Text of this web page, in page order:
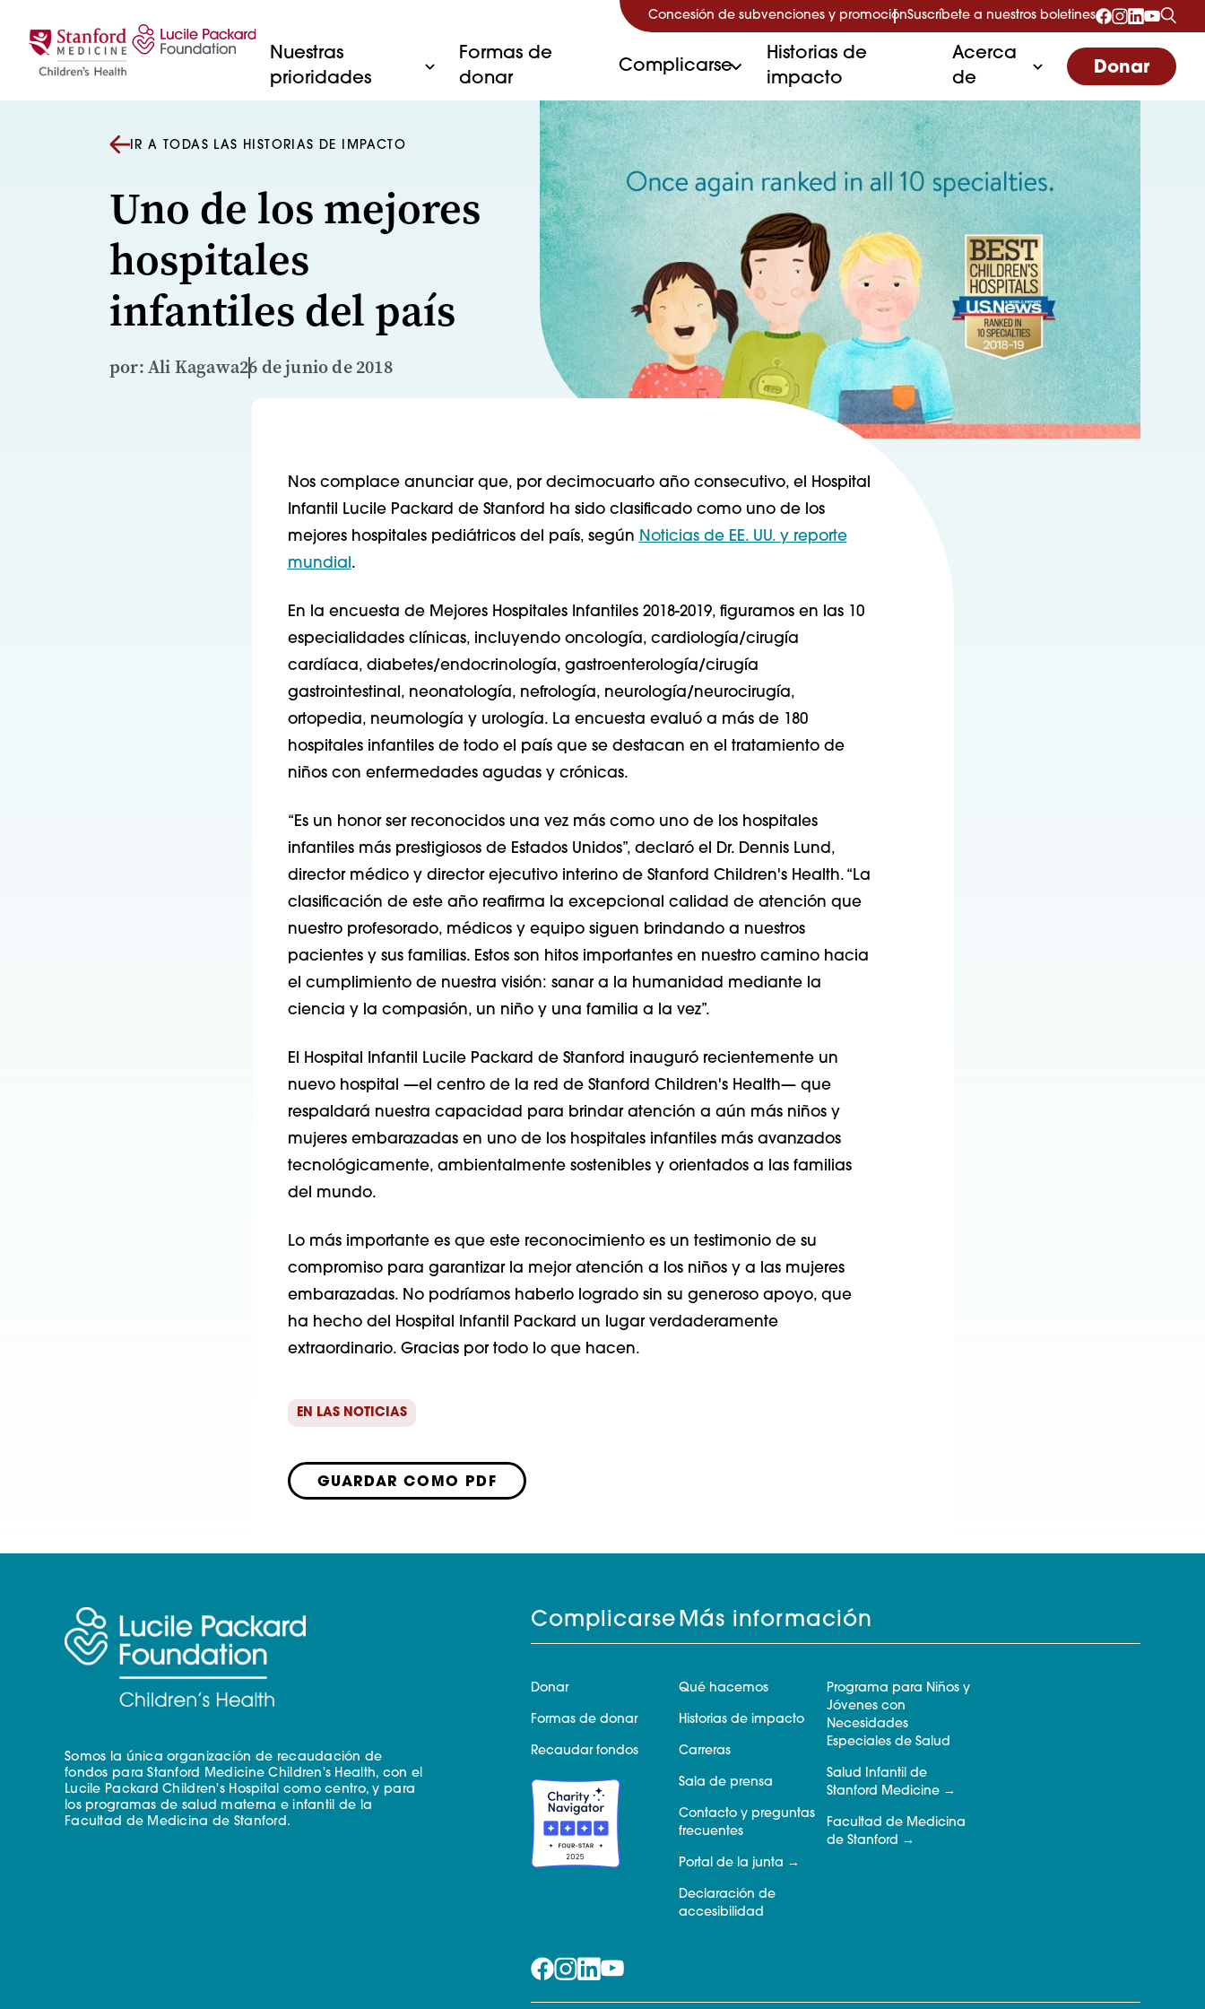
Concesión de subvenciones y promociónSuscríbete a nuestros boletines
Nuestras
prioridades
Formas de
donar
Complicarse
Historias de
impacto
Acerca
de
Donar
IR A TODAS LAS HISTORIAS DE IMPACTO
Uno de los mejores
hospitales
infantiles del país
por: Ali Kagawa26 de junio de 2018
Nos complace anunciar que, por decimocuarto año consecutivo, el Hospital
Infantil Lucile Packard de Stanford ha sido clasificado como uno de los
mejores hospitales pediátricos del país, según Noticias de EE. UU. y reporte
mundial .
En la encuesta de Mejores Hospitales Infantiles 2018-2019, figuramos en las 10
especialidades clínicas, incluyendo oncología, cardiología/cirugía
cardíaca, diabetes/endocrinología, gastroenterología/cirugía
gastrointestinal, neonatología, nefrología, neurología/neurocirugía,
ortopedia, neumología y urología. La encuesta evaluó a más de 180
hospitales infantiles de todo el país que se destacan en el tratamiento de
niños con enfermedades agudas y crónicas.
“Es un honor ser reconocidos una vez más como uno de los hospitales
infantiles más prestigiosos de Estados Unidos”, declaró el Dr. Dennis Lund,
director médico y director ejecutivo interino de Stanford Children's Health. “La
clasificación de este año reafirma la excepcional calidad de atención que
nuestro profesorado, médicos y equipo siguen brindando a nuestros
pacientes y sus familias. Estos son hitos importantes en nuestro camino hacia
el cumplimiento de nuestra visión: sanar a la humanidad mediante la
ciencia y la compasión, un niño y una familia a la vez”.
El Hospital Infantil Lucile Packard de Stanford inauguró recientemente un
nuevo hospital —el centro de la red de Stanford Children's Health— que
respaldará nuestra capacidad para brindar atención a aún más niños y
mujeres embarazadas en uno de los hospitales infantiles más avanzados
tecnológicamente, ambientalmente sostenibles y orientados a las familias
del mundo.
Lo más importante es que este reconocimiento es un testimonio de su
compromiso para garantizar la mejor atención a los niños y a las mujeres
embarazadas. No podríamos haberlo logrado sin su generoso apoyo, que
ha hecho del Hospital Infantil Packard un lugar verdaderamente
extraordinario. Gracias por todo lo que hacen.
EN LAS NOTICIAS
GUARDAR COMO PDF
Somos la única organización de recaudación de
fondos para Stanford Medicine Children's Health, con el
Lucile Packard Children's Hospital como centro, y para
los programas de salud materna e infantil de la
Facultad de Medicina de Stanford.
Complicarse
Donar
Formas de donar
Recaudar fondos
Más información
Qué hacemos
Historias de impacto
Carreras
Sala de prensa
Contacto y preguntas
frecuentes
Portal de la junta
Declaración de
accesibilidad
Programa para Niños y
Jóvenes con
Necesidades
Especiales de Salud
Salud Infantil de
Stanford Medicine
Facultad de Medicina
de Stanford